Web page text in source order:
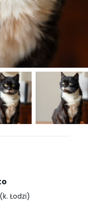
Łodzi)